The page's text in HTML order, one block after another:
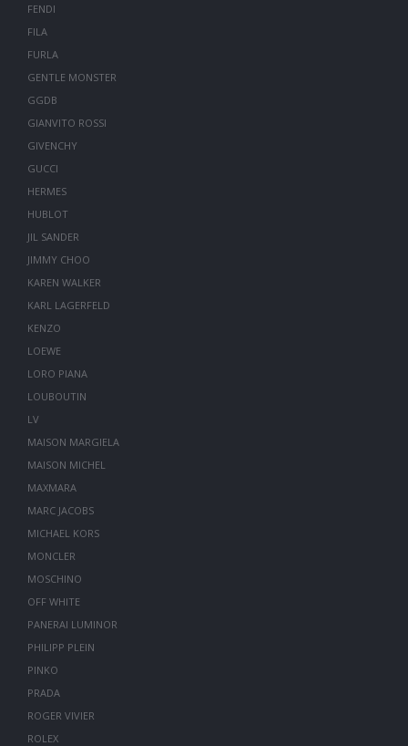
FENDI
FILA
FURLA
GENTLE MONSTER
GGDB
GIANVITO ROSSI
GIVENCHY
GUCCI
HERMES
HUBLOT
JIL SANDER
JIMMY CHOO
KAREN WALKER
KARL LAGERFELD
KENZO
LOEWE
LORO PIANA
LOUBOUTIN
LV
MAISON MARGIELA
MAISON MICHEL
MAXMARA
MARC JACOBS
MICHAEL KORS
MONCLER
MOSCHINO
OFF WHITE
PANERAI LUMINOR
PHILIPP PLEIN
PINKO
PRADA
ROGER VIVIER
ROLEX